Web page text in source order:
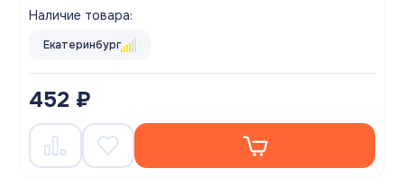
Наличие товара:
Екатеринбург
452 ₽